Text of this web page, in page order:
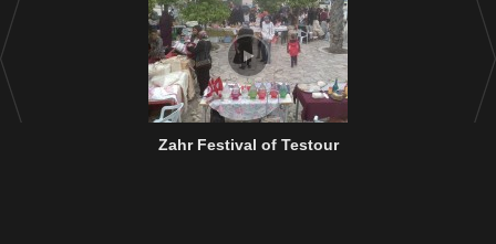
Zahr Festival of Testour